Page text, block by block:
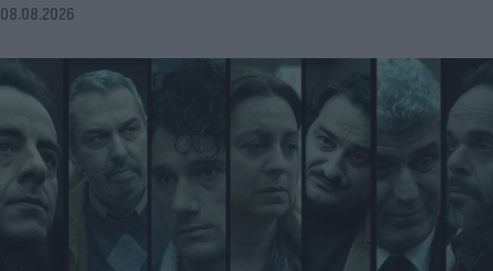
08.08.2026